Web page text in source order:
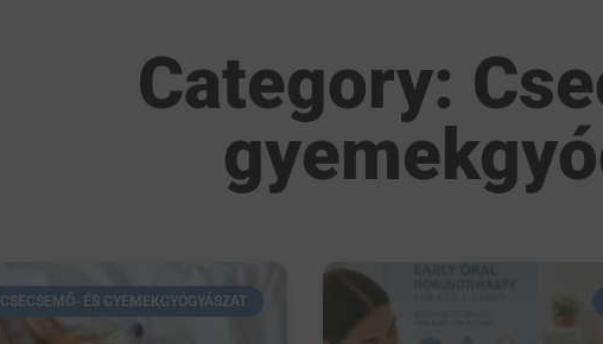
Category:
CSECSEMŐ- ÉS GYEMEKGYÓGYÁSZAT